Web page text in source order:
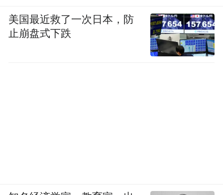
美国最近救了一次日本，防
止崩盘式下跌